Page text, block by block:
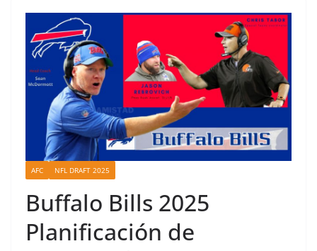
AFC NFL DRAFT 2025
Buffalo Bills 2025
Planificación de